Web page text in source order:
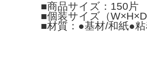
■商品サイズ：150片
■個装サイズ（
■材質：●基材/和紙●